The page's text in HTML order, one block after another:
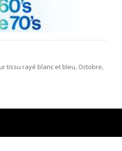
tissu rayé blanc et bleu, Octobre,